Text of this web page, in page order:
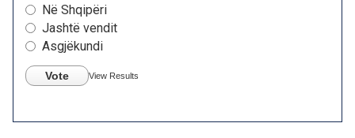
Në Shqipëri
Jashtë vendit
Asgjëkundi
Vote View Results